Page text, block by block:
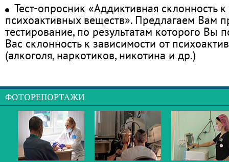
Тест-опросник «Аддиктивная склонность
психоактивных веществ». Предлагаем Вам
тестирование, по результатам которого Вы
Вас склонность к зависимости от
(алкоголя, наркотиков, никотина и др.)
ФОТОРЕПОРТАЖИ